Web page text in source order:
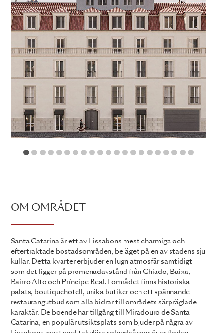
1 2 3 4 5 6 7 8 9 1011 12131415161718
OM OMRÅDET
Santa Catarina är ett av Lissabons mest charmiga och
eftertraktade bostadsområden, beläget på en av stadens sju
kullar. Detta kvarter erbjuder en lugn atmosfär samtidigt
som det ligger på promenadavstånd från Chiado, Baixa,
Bairro Alto och Príncipe Real. I området finns historiska
palats, boutiquehotell, unika butiker och ett spännande
restaurangutbud som alla bidrar till områdets särpräglade
karaktär. De boende har tillgång till Miradouro de Santa
Catarina, en populär utsiktsplats som bjuder på några av